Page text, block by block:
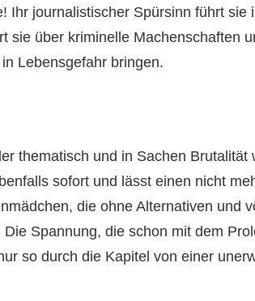
Ihr journalistischer Spürsinn führt sie
sie über kriminelle Machenschaften
Lebensgefahr bringen.
thematisch und in Sachen Brutalität
sofort und lässt einen nicht
die ohne Alternativen und
Spannung, die schon mit dem
so durch die Kapitel von einer